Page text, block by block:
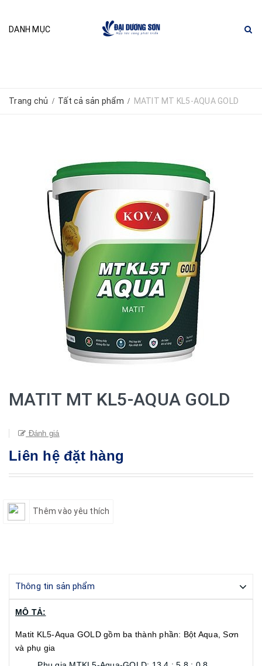
DANH MỤC
Trang chủ / Tất cả sản phẩm / MATIT MT KL5-AQUA GOLD
MATIT MT KL5-AQUA GOLD
Đánh giá
Liên hệ đặt hàng
Thêm vào yêu thích
Thông tin sản phẩm
MÔ TẢ:
Matit KL5-Aqua GOLD gồm ba thành phần: Bột Aqua, Sơn
và phụ gia